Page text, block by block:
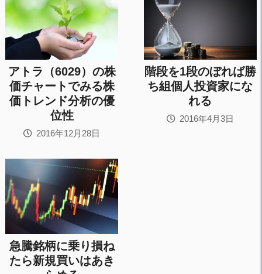
アトラ（6029）の株
価チャートでみる株
価トレンド分析の優
位性
2016年12月28日
階段を1段のぼれば勝
ち組個人投資家にな
れる
2016年4月3日
急騰銘柄に乗り損ね
たら新規買いはあき